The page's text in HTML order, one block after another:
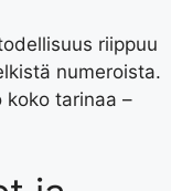
riippuu
numeroista.
koko tarinaa –